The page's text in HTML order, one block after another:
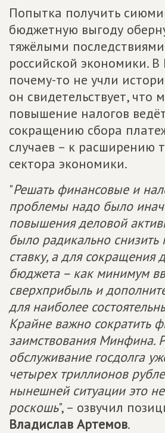
Попытка получить
бюджетную выгоду
тяжёлыми
российской экономики.
почему-то не учли
он свидетельствует, что
повышение налогов
сокращению сбора
случаев – к расширению
сектора экономики.
"Решать финансовые и
проблемы надо было
повышения деловой
было радикально
ставку, а для сокращения
бюджета – как минимум
сверхприбыль и
для наиболее
Крайне важно сократить
заимствования Минфина.
обслуживание госдолга
четырех триллионов
нынешней ситуации это
роскошь", – озвучил
Владислав Артемов.